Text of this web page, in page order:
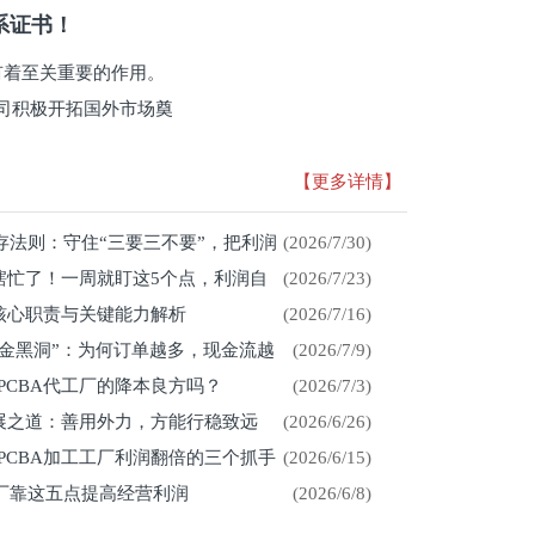
书！
至关重要的作用。
积极开拓国外市场奠
【更多详情】
(2026/7/30)
法则：守住“三要三不要”，把利润
(2026/7/23)
了！一周就盯这5个点，利润自
(2026/7/16)
心职责与关键能力解析
(2026/7/9)
黑洞”：为何订单越多，现金流越
(2026/7/3)
代工厂的降本良方吗？
(2026/6/26)
之道：善用外力，方能行稳致远
(2026/6/15)
加工工厂利润翻倍的三个抓手
(2026/6/8)
靠这五点提高经营利润